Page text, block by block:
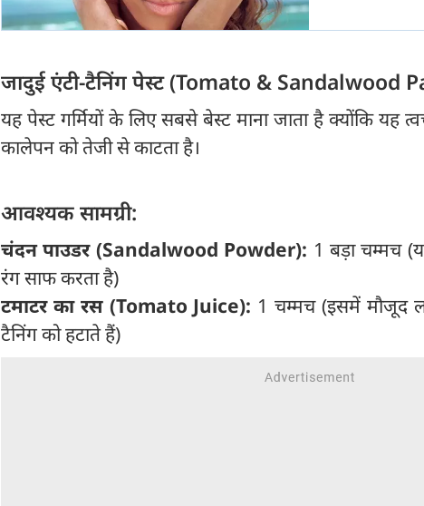
जादुई एंटी-टैनिंग पेस्ट (Tomato & Sandalwood
यह पेस्ट गर्मियों के लिए सबसे बेस्ट माना जाता है क्योंकि यह
कालेपन को तेजी से काटता है।
आवश्यक सामग्री:
चंदन पाउडर (Sandalwood Powder): 1 बड़ा चम्मच
रंग साफ करता है)
टमाटर का रस (Tomato Juice): 1 चम्मच (इसमें मौजूद
टैनिंग को हटाते हैं)